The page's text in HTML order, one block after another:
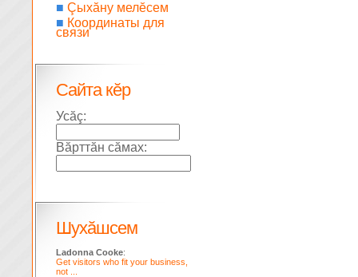
■ Çыхăну мелĕсем
■ Координаты для
связи
Сайта кĕр
Усăç:
Вăрттăн сăмах:
Шухăшсем
Ladonna Cooke:
Get visitors who fit your business,
not ...